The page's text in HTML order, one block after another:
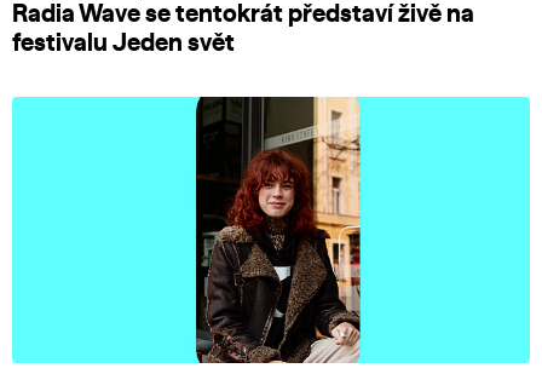
Radia Wave se tentokrát představí živě na
festivalu Jeden svět